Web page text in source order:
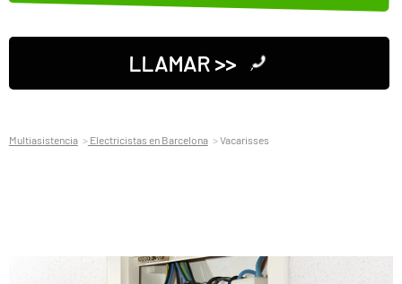
LLAMAR >>
Multiasistencia Electricistas en Barcelona Vacarisses